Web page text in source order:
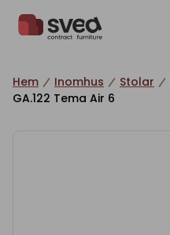
Hem Inomhus Stolar
GA.122 Tema Air 6